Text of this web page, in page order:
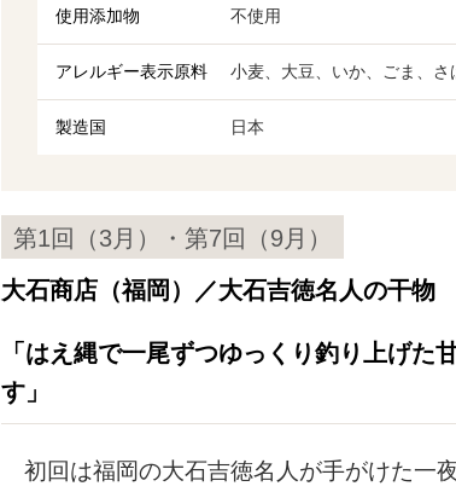
使用添加物 不使用
アレルギー表示原料 小麦、大豆、いか、ごま、さ
製造国 日本
第1回（3月）・第7回（9月）
大石商店（福岡）／大石吉徳名人の干物
「はえ縄で一尾ずつゆっくり釣り上げた
す」
初回は福岡の大石吉徳名人が手がけた一夜